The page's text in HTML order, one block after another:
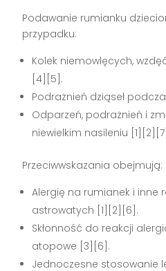
Podawanie rumianku
przypadku:
Kolek niemowlęcych,
[4][5].
Podrażnień dziąseł
Odparzeń, podrażnień i
niewielkim nasileniu
Przeciwwskazania obejmują:
Alergię na rumianek i inne
astrowatych [1][2][6].
Skłonność do reakcji
atopowe [3][6].
Jednoczesne stosowanie